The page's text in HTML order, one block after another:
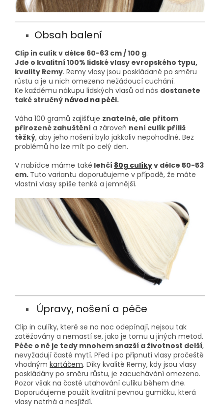
Obsah balení
Clip in culík v délce 60-63 cm / 100 g.
Jde o kvalitní 100% lidské vlasy evropského typu,
kvality Remy. Remy vlasy jsou poskládané po směru
růstu a je u nich omezeno nežádoucí cuchání.
Ke každému nákupu lidských vlasů od nás dostanete
také stručný návod na péči.
Váha 100 gramů zajišťuje znatelné, ale přitom
přirozené zahuštění a zároveň není culík příliš
těžký, aby jeho nošení bylo jakkoliv nepohodlné. Bez
problémů ho lze mít po celý den.
V nabídce máme také lehčí 80g culíkyv délce 50-53
cm. Tuto variantu doporučujeme v případě, že máte
vlastní vlasy spíše tenké a jemnější.
Úpravy, nošení a péče
Clip in culíky, které se na noc odepínají, nejsou tak
zatěžovány a nemastí se, jako je tomu u jiných metod.
Péče o ně je tedy mnohem snazší a životnost delší,
nevyžadují časté mytí. Před i po připnutí vlasy pročeště
vhodným kartáčem. Díky kvalitě Remy, kdy jsou vlasy
poskládány po směru růstu, je zacuchávání omezeno.
Pozor však na časté utahování culíku během dne.
Doporučujeme použít kvalitní pevnou gumičku, která
vlasy netrhá a nesjíždí.